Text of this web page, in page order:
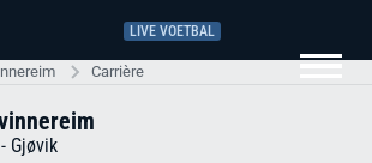
LIVE VOETBAL
Carrière
- Gjøvik